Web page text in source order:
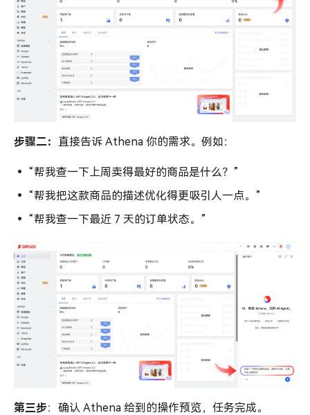
步骤二： 直接告诉 Athena 你的需求。例如：
• “帮我查一下上周卖得最好的商品是什么？”
• “帮我把这款商品的描述优化得更吸引人一点。”
• “帮我查一下最近 7 天的订单状态。”
第三步：确认 Athena 给到的操作预览，任务完成。